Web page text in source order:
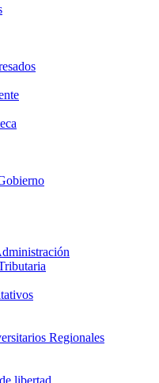
Regionales
libertad